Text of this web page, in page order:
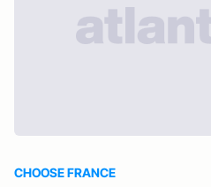
CHOOSE FRANCE